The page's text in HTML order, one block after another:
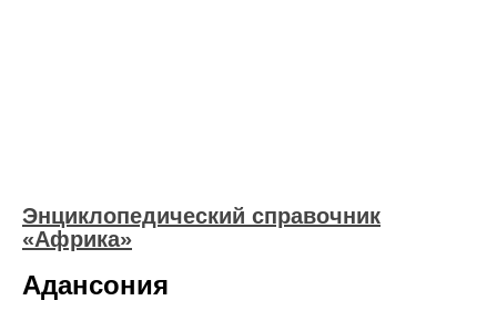
Энциклопедический справочник
«Африка»
Адансония